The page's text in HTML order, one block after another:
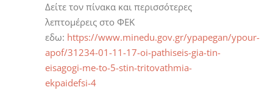
Δείτε τον πίνακα και περισσότερες
λεπτομέρεις στο ΦΕΚ
εδω: https://www.minedu.gov.gr/ypapegan/ypour-
apof/31234-01-11-17-oi-pathiseis-gia-tin-
eisagogi-me-to-5-stin-tritovathmia-
ekpaidefsi-4